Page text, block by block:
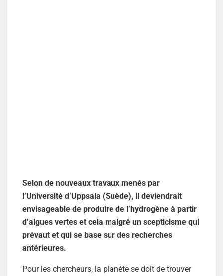
Selon de nouveaux travaux menés par
l’Université d’Uppsala (Suède), il deviendrait
envisageable de produire de l’hydrogène à partir
d’algues vertes et cela malgré un scepticisme qui
prévaut et qui se base sur des recherches
antérieures.
Pour les chercheurs, la planète se doit de trouver